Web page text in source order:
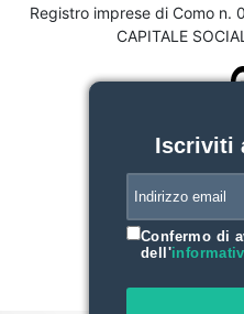
Registro imprese di Como n.
CAPITALE
Iscriviti
Confermo di
dell'